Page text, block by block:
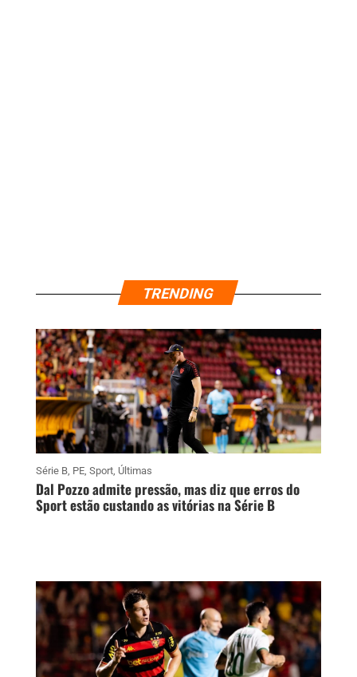
TRENDING
Série B, PE, Sport, Últimas
Dal Pozzo admite pressão, mas diz que erros do
Sport estão custando as vitórias na Série B